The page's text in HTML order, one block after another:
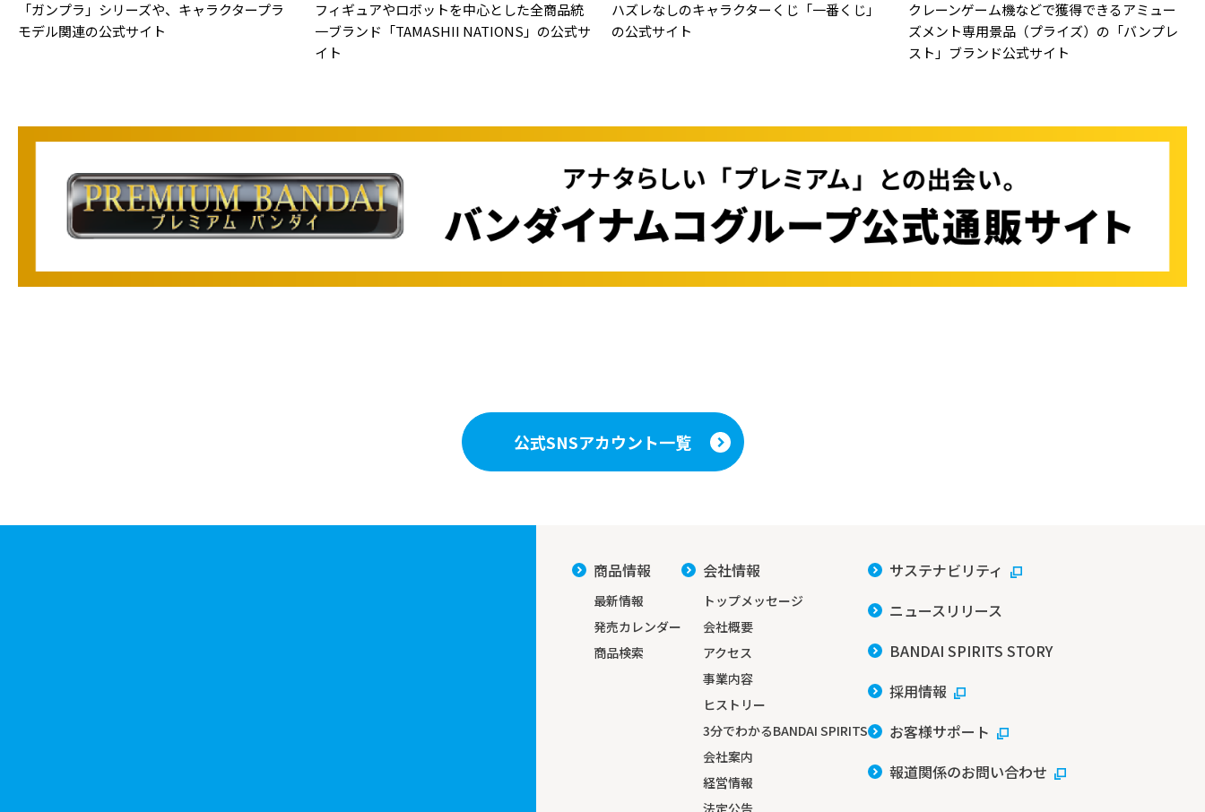
「ガンプラ」シリーズや、キャラクタープラ
モデル関連の公式サイト
フィギュアやロボットを中心とした全商品統
一ブランド「TAMASHII NATIONS」の公式サ
イト
ハズレなしのキャラクターくじ「一番くじ」
の公式サイト
クレーンゲーム機などで獲得できるアミュー
ズメント専用景品（プライズ）の「バンプレ
スト」ブランド公式サイト
公式SNSアカウント一覧
商品情報
最新情報
発売カレンダー
商品検索
会社情報
トップメッセージ
会社概要
アクセス
事業内容
ヒストリー
3分でわかるBANDAI SPIRITS
会社案内
経営情報
サステナビリティ
ニュースリリース
BANDAI SPIRITS STORY
採用情報
お客様サポート
報道関係のお問い合わせ